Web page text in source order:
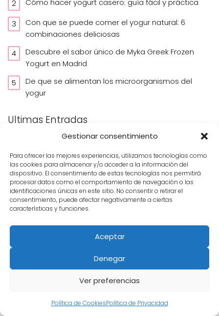
Gestionar consentimiento
Para ofrecer las mejores experiencias, utilizamos tecnologías como
las cookies para almacenar y/o acceder a la información del
dispositivo. El consentimiento de estas tecnologías nos permitirá
procesar datos como el comportamiento de navegación o las
identificaciones únicas en este sitio. No consentir o retirar el
consentimiento, puede afectar negativamente a ciertas
características y funciones.
Aceptar
Denegar
Ver preferencias
Política de CookiesPolítica de Privacidad
Con que se puede comer el yogur natural: 6
combinaciones deliciosas
Descubre el sabor único de Myka Greek Frozen
Yogurt en Madrid
De que se alimentan los microorganismos del
yogur
Ultimas Entradas
Cómo hacer mayonesa con yogur